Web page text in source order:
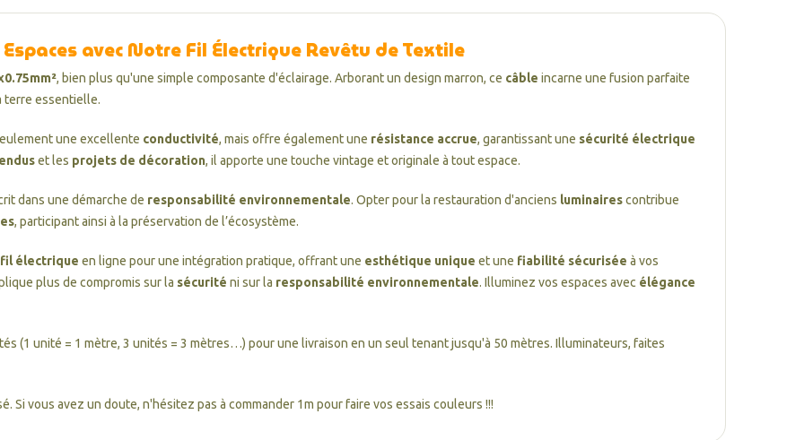
avec Notre Fil Électrique Revêtu de Textile
, bien plus qu'une simple composante d'éclairage. Arborant un design marron, ce câble incarne une fusion parfaite
terre essentielle.
une excellente conductivité, mais offre également une résistance accrue, garantissant une sécurité électrique
et les projets de décoration, il apporte une touche vintage et originale à tout espace.
dans une démarche de responsabilité environnementale. Opter pour la restauration d'anciens luminairescontribue
, participant ainsi à la préservation de l’écosystème.
fil électrique en ligne pour une intégration pratique, offrant une esthétique unique et une fiabilité sécurisée à vos
plus de compromis sur la sécurité ni sur la responsabilité environnementale. Illuminez vos espaces avec élégance
(1 unité = 1 mètre, 3 unités = 3 mètres…) pour une livraison en un seul tenant jusqu'à 50 mètres. Illuminateurs, faites
Si vous avez un doute, n'hésitez pas à commander 1m pour faire vos essais couleurs !!!